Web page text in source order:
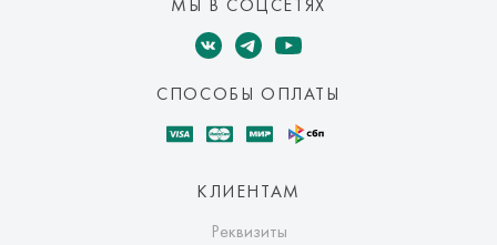
МЫ В СОЦСЕТЯХ
СПОСОБЫ ОПЛАТЫ
КЛИЕНТАМ
Реквизиты